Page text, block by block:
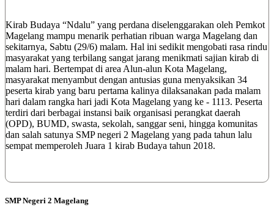
Kirab Budaya “Ndalu” yang perdana diselenggarakan oleh Pemkot
Magelang mampu menarik perhatian ribuan warga Magelang dan
sekitarnya, Sabtu (29/6) malam. Hal ini sedikit mengobati rasa rindu
masyarakat yang terbilang sangat jarang menikmati sajian kirab di
malam hari. Bertempat di area Alun-alun Kota Magelang,
masyarakat menyambut dengan antusias guna menyaksikan 34
peserta kirab yang baru pertama kalinya dilaksanakan pada malam
hari dalam rangka hari jadi Kota Magelang yang ke - 1113. Peserta
terdiri dari berbagai instansi baik organisasi perangkat daerah
(OPD), BUMD, swasta, sekolah, sanggar seni, hingga komunitas
dan salah satunya SMP negeri 2 Magelang yang pada tahun lalu
sempat memperoleh Juara 1 kirab Budaya tahun 2018.
SMP Negeri 2 Magelang